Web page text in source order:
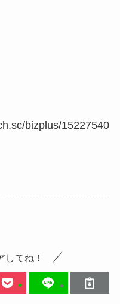
bizplus/15227540
してね！